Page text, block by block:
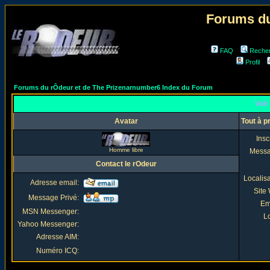
Forums
FAQ
Profil
Forums du rÔdeur et de The Prizenarnumber6 Index du Forum
Voir
Avatar Tout à
Homme libre
Site
Contact le rOdeur
Adresse email:
Message Privé:
MSN Messenger:
Yahoo Messenger:
Adresse AIM:
Numéro ICQ: